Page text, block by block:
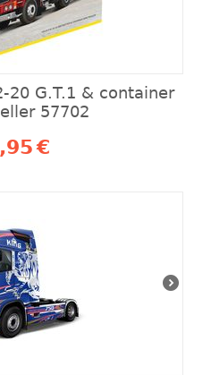
20 G.T.1 & container
57702
€